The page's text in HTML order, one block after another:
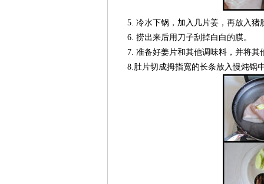
5. 冷水下锅，加入几片姜，再放入猪
6. 捞出来后用刀子刮掉白白的膜。
7. 准备好姜片和其他调味料，并将其
8.肚片切成拇指宽的长条放入慢炖锅